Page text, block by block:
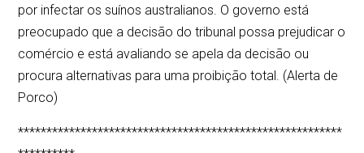
por infectar os suínos australianos. O governo está
preocupado que a decisão do tribunal possa prejudicar o
comércio e está avaliando se apela da decisão ou
procura alternativas para uma proibição total. (Alerta de
Porco)
*********************************************************